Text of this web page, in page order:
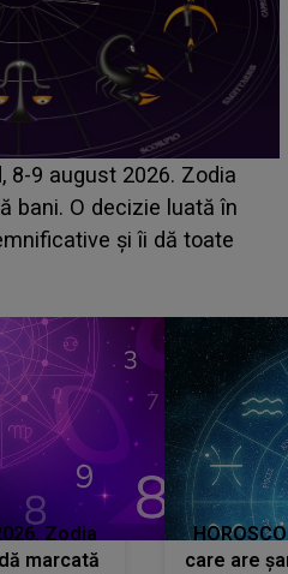
ASCUNS până
din Casa Iubirii
despre mama
eu nu te iubesc pentru
Zodia
marcată
care are